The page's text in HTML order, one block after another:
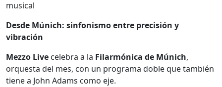
Desde Múnich: sinfonismo entre precisión y
vibración
Mezzo Live celebra a la Filarmónica de Múnich,
orquesta del mes, con un programa doble que también
tiene a John Adams como eje.